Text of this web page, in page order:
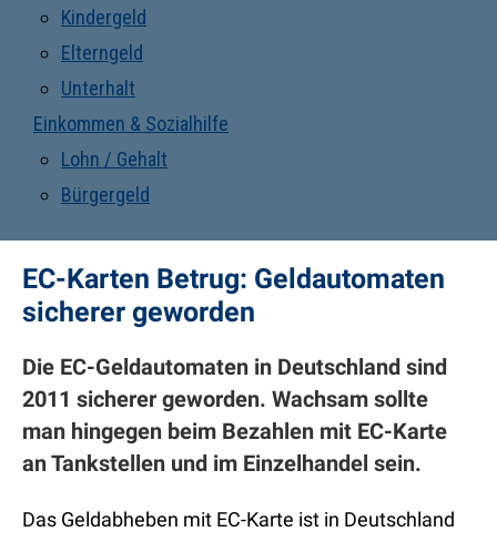
Kindergeld
Elterngeld
Unterhalt
Einkommen & Sozialhilfe
Lohn / Gehalt
Bürgergeld
EC-Karten Betrug: Geldautomaten
sicherer geworden
Die EC-Geldautomaten in Deutschland sind
2011 sicherer geworden. Wachsam sollte
man hingegen beim Bezahlen mit EC-Karte
an Tankstellen und im Einzelhandel sein.
Das Geldabheben mit EC-Karte ist in Deutschland